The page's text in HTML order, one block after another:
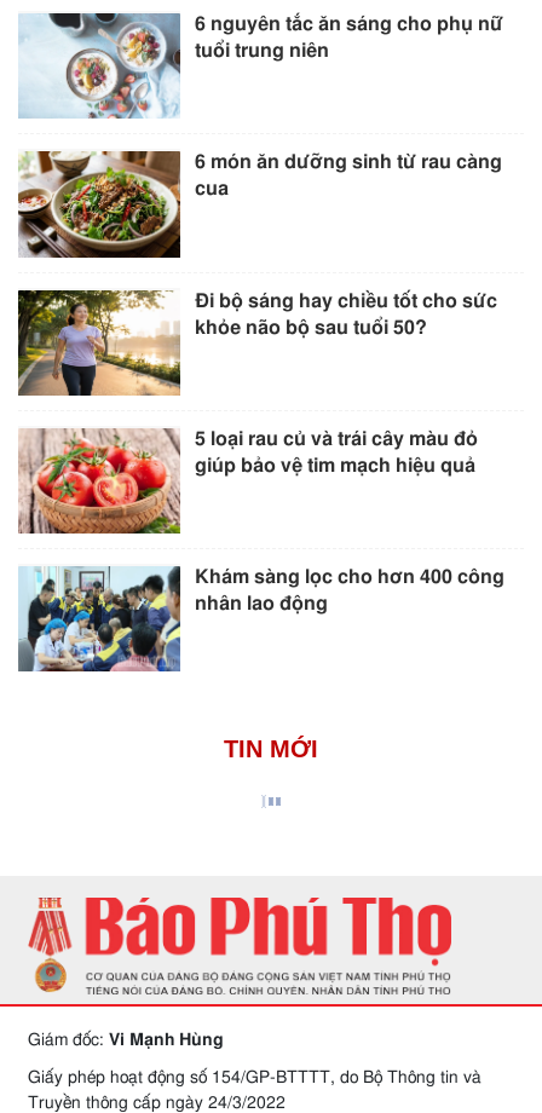
6 nguyên tắc ăn sáng cho phụ nữ
tuổi trung niên
6 món ăn dưỡng sinh từ rau càng
cua
Đi bộ sáng hay chiều tốt cho sức
khỏe não bộ sau tuổi 50?
5 loại rau củ và trái cây màu đỏ
giúp bảo vệ tim mạch hiệu quả
Khám sàng lọc cho hơn 400 công
nhân lao động
TIN MỚI
Giám đốc: Vi Mạnh Hùng
Giấy phép hoạt động số 154/GP-BTTTT, do Bộ Thông tin và
Truyền thông cấp ngày 24/3/2022